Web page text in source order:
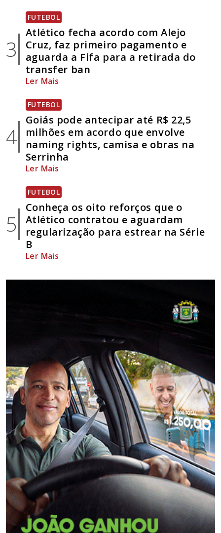
3
FUTEBOL
Atlético fecha acordo com Alejo
Cruz, faz primeiro pagamento e
aguarda a Fifa para a retirada do
transfer ban
Ler Mais
4
FUTEBOL
Goiás pode antecipar até R$ 22,5
milhões em acordo que envolve
naming rights, camisa e obras na
Serrinha
Ler Mais
5
FUTEBOL
Conheça os oito reforços que o
Atlético contratou e aguardam
regularização para estrear na Série
B
Ler Mais